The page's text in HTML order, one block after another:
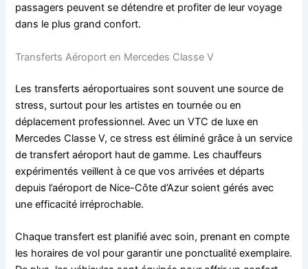
passagers peuvent se détendre et profiter de leur voyage
dans le plus grand confort.
Transferts Aéroport en Mercedes Classe V
Les transferts aéroportuaires sont souvent une source de
stress, surtout pour les artistes en tournée ou en
déplacement professionnel. Avec un VTC de luxe en
Mercedes Classe V, ce stress est éliminé grâce à un service
de transfert aéroport haut de gamme. Les chauffeurs
expérimentés veillent à ce que vos arrivées et départs
depuis l’aéroport de Nice-Côte d’Azur soient gérés avec
une efficacité irréprochable.
Chaque transfert est planifié avec soin, prenant en compte
les horaires de vol pour garantir une ponctualité exemplaire.